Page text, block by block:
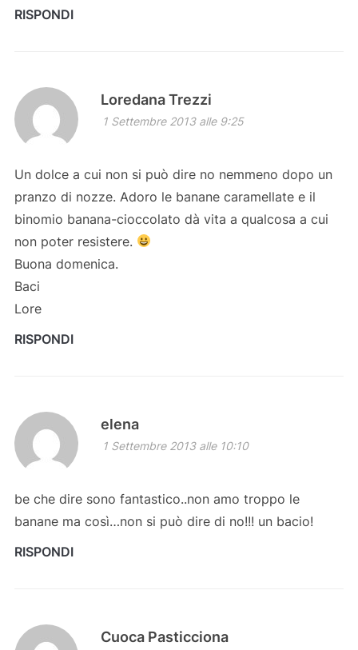
RISPONDI
Loredana Trezzi
1 Settembre 2013 alle 9:25
Un dolce a cui non si può dire no nemmeno dopo un
pranzo di nozze. Adoro le banane caramellate e il
binomio banana-cioccolato dà vita a qualcosa a cui
non poter resistere.
Buona domenica.
Baci
Lore
RISPONDI
elena
1 Settembre 2013 alle 10:10
be che dire sono fantastico..non amo troppo le
banane ma così…non si può dire di no!!! un bacio!
RISPONDI
Cuoca Pasticciona